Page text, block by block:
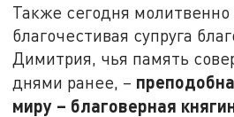
Также сегодня
благочестивая супруга
Димитрия, чья память
днями ранее, –
миру – благоверная